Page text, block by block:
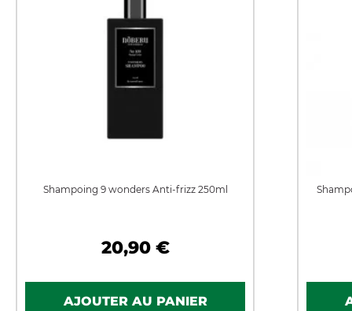
Shampoing 9 wonders Anti-frizz 250ml
20,90 €